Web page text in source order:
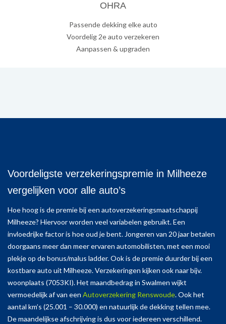
OHRA
Passende dekking elke auto
Voordelig 2e auto verzekeren
Aanpassen & upgraden
Voordeligste verzekeringspremie in Milheeze
vergelijken voor alle auto’s
Hoe hoog is de premie bij een autoverzekeringsmaatschappij
Milheeze? Hiervoor worden veel variabelen gebruikt. Een
invloedrijke factor is hoe oud je bent. Jongeren van 20 jaar betalen
doorgaans meer dan meer ervaren automobilisten, met een mooi
plekje op de bonus/malus ladder. Ook is de premie duurder bij een
kostbare auto uit Milheeze. Verzekeringen kijken ook naar bijv.
woonplaats (7053KI). Het maandbedrag in Swalmen wijkt
vermoedelijk af van een Autoverzekering Renswoude. Ook het
aantal km’s (25.001 – 30.000) en natuurlijk de dekking tellen mee.
De maandelijkse afschrijving is dus voor iedereen verschillend.